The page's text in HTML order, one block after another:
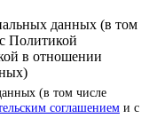
данных (в том
Политикой
в отношении
(в том числе
соглашением и с